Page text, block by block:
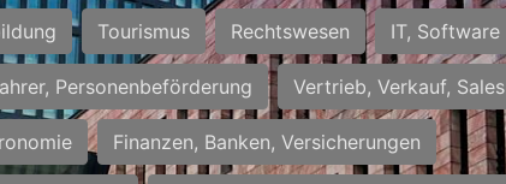
Tourismus Rechtswesen IT, Software
Personenbeförderung Vertrieb, Verkauf, Sales
Finanzen, Banken, Versicherungen